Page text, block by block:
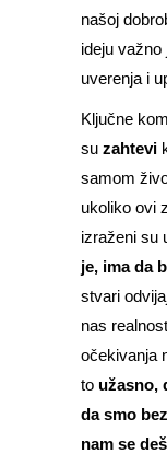
našoj
ideju važno
uverenja i
Ključne
su zahtevi
samom
ukoliko ovi
izraženi su
je, ima da
stvari
nas
očekivanja
to užasno,
da smo
nam se